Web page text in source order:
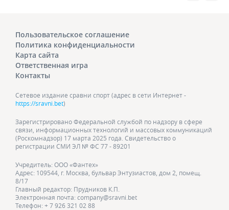
Пользовательское соглашение
Политика конфиденциальности
Карта сайта
Ответственная игра
Контакты
Сетевое издание сравни спорт (адрес в сети Интернет -
https://sravni.bet)
Зарегистрировано Федеральной службой по надзору в сфере
связи, информационных технологий и массовых коммуникаций
(Роскомнадзор) 17 марта 2025 года. Свидетельство о
регистрации СМИ ЭЛ № ФС 77 - 89201
Учредитель: ООО «Фантех»
Адрес: 109544, г. Москва, бульвар Энтузиастов, дом 2, помещ.
8/17
Главный редактор: Прудников К.П.
Электронная почта: company@sravni.bet
Телефон: + 7 926 321 02 88